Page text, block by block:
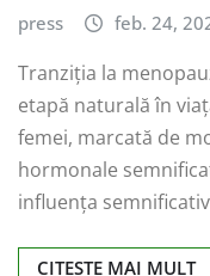
press feb. 24,
Tranziția la
etapă naturală în
femei, marcată de
hormonale
influența
CITEȘTE MAI MULT